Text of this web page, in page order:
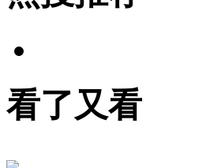
看了又看